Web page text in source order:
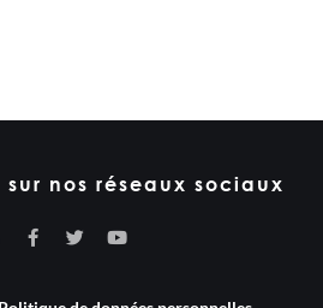
sur nos réseaux sociaux